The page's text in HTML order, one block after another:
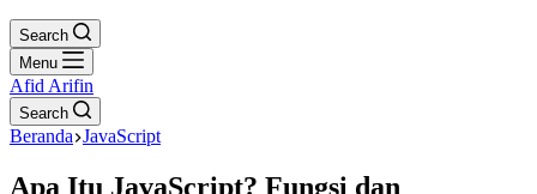
Search
Menu
Afid Arifin
Search
Beranda JavaScript
Apa Itu JavaScript? Fungsi dan